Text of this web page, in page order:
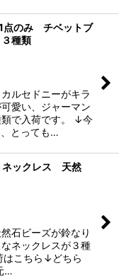
点のみ チベットブ
種類
ルセドニーがキラ
愛い、ジャーマン
で入荷です。 ↓今
とっても…
ネックレス 天然
石ビーズが鈴なり
ネックレスが３種
こちら↓どちら
…